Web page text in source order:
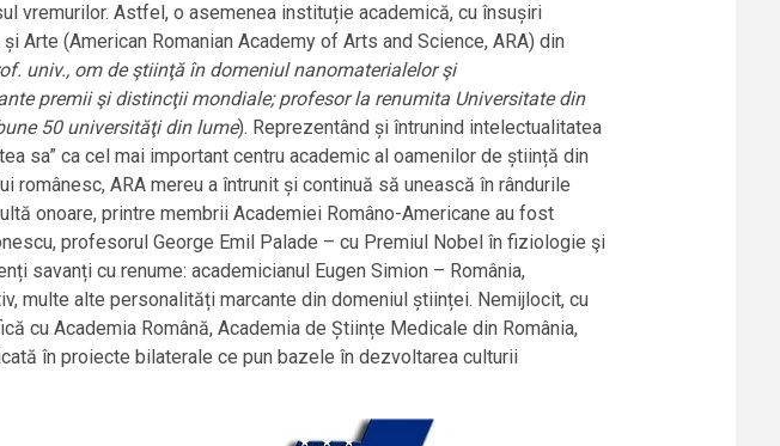
vremurilor. Astfel, o asemenea instituție academică, cu însușiri
(American Romanian Academy of Arts and Science, ARA) din
univ., om de ştiinţă în domeniul nanomaterialelor şi
premii şi distincţii mondiale; profesor la renumita Universitate din
50 universităţi din lume). Reprezentând și întrunind intelectualitatea
sa” ca cel mai important centru academic al oamenilor de știință din
ARA mereu a întrunit și continuă să unească în rândurile
onoare, printre membrii Academiei Româno-Americane au fost
profesorul George Emil Palade – cu Premiul Nobel în fiziologie şi
savanți cu renume: academicianul Eugen Simion – România,
multe alte personalități marcante din domeniul științei. Nemijlocit, cu
cu Academia Română, Academia de Științe Medicale din România,
în proiecte bilaterale ce pun bazele în dezvoltarea culturii